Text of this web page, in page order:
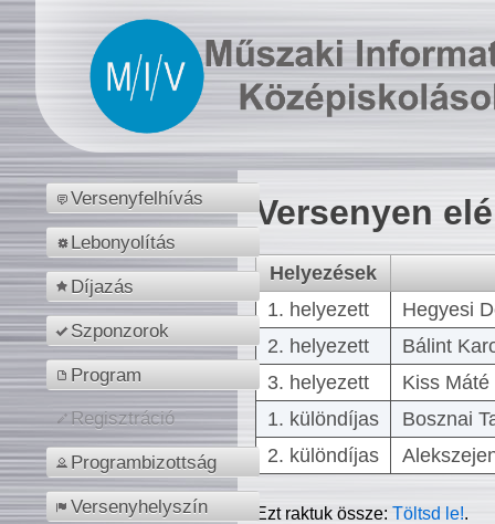
Versenyfelhívás
Lebonyolítás
Díjazás
Szponzorok
Program
Regisztráció
Programbizottság
Versenyhelyszín
Versenyen
Helyezések
1. helyezett
Hegyesi
2. helyezett
Bálint
3. helyezett
Kiss
1. különdíjas
Bosznai
2. különdíjas
Ezt raktuk össze:Töltsd le!.